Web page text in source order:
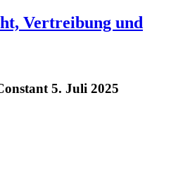
Vertreibung und